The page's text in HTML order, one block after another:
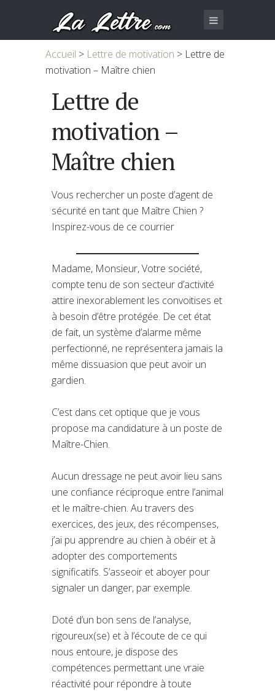
Accueil > Lettre de motivation > Lettre de
motivation – Maître chien
Lettre de
motivation –
Maître chien
Vous rechercher un poste d’agent de
sécurité en tant que Maître Chien ?
Inspirez-vous de ce courrier
Madame, Monsieur, Votre société,
compte tenu de son secteur d’activité
attire inexorablement les convoitises et
à besoin d’être protégée. De cet état
de fait, un système d’alarme même
perfectionné, ne représentera jamais la
même dissuasion que peut avoir un
gardien.
C’est dans cet optique que je vous
propose ma candidature à un poste de
Maître-Chien.
Aucun dressage ne peut avoir lieu sans
une confiance réciproque entre l’animal
et le maître-chien. Au travers des
exercices, des jeux, des récompenses,
j’ai pu apprendre au chien à obéir et à
adopter des comportements
significatifs. S’asseoir et aboyer pour
signaler un danger, par exemple.
Doté d’un bon sens de l’analyse,
rigoureux(se) et à l’écoute de ce qui
nous entoure, je dispose des
compétences permettant une vraie
réactivité pour répondre à toute